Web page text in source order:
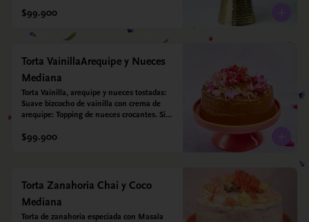
$99.900
Torta VainillaArequipe y Nueces
Mediana
Torta Vainilla, arequipe y nueces tostadas:
Suave bizcocho de vainilla con crema de
arequipe: Topping de nueces crocantes. Sin
$99.900
Torta Zanahoria Chai y Coco
Mediana
Torta de zanahoria especiada con Masala